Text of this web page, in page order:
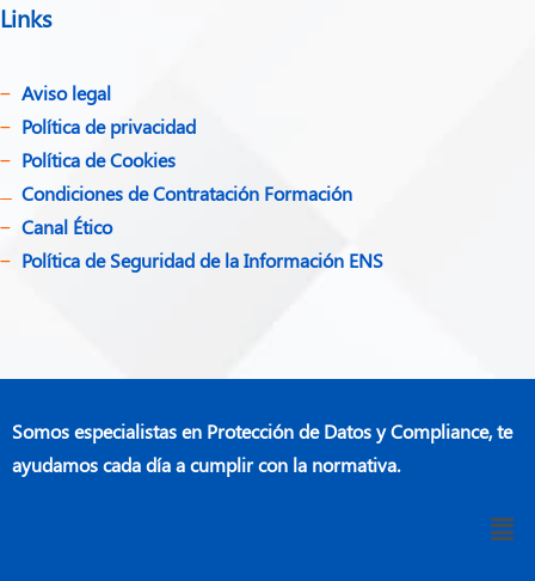
Links
Aviso legal
Política de privacidad​
Política de Cookies
Condiciones de Contratación Formación
Canal Ético
Política de Seguridad de la Información ENS
Somos especialistas en Protección de Datos y Compliance, te
ayudamos cada día a cumplir con la normativa.